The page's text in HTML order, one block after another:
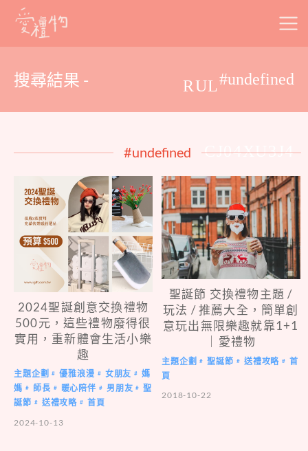
Skip
搜尋結果 - #undefined
RUL
CJ04XU3J4
#undefined
2024聖誕創意交換禮物
500元，這些禮物廢得很
實用，重新體會生活小樂
趣
主題企劃 # 優雅浪漫 # 女朋友 #
媽
媽 # 師長 # 暖心陪伴 # 男朋友 #
聖
誕節 # 送禮攻略 #
首頁
2024-10-13
聖誕節 交換禮物主題 /
玩法 / 推薦大全，簡單創
意玩出無限樂趣就靠1+1
｜愛禮物
主題企劃 # 聖誕節 # 送禮攻略 #
首
頁
2018-10-22